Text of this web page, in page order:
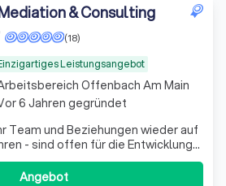
& Consulting
Leistungsangebot
(18)
Team und Beziehungen wieder auf
- sind offen für die Entwicklung
Win-Lösungen und möchten
Angebot
Offenbach Am Main
6 Jahren gegründet